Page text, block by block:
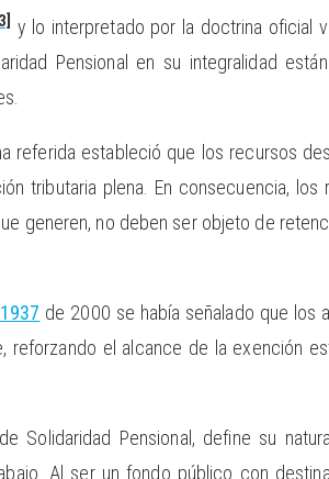
y lo interpretado por la doctrina oficial
Pensional en su integralidad
referida estableció que los recursos
tributaria plena. En consecuencia, los
generen, no deben ser objeto de
de 2000 se había señalado que los
reforzando el alcance de la exención
Solidaridad Pensional, define su
Al ser un fondo público con